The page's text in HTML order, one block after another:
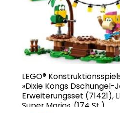
LEGO®
»Dixie Kongs Dschungel-
Erweiterungsset (71421),
Super Mario«, (174 St.)